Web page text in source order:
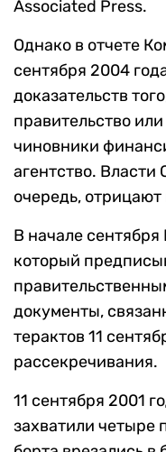
Associated Press.
Однако в отчете
сентября 2004
доказательств
правительство
чиновники
агентство.
очередь, отрицают
В начале сентября
который
документы,
терактов 11
рассекречивания.
11 сентября 2001
захватили четыре